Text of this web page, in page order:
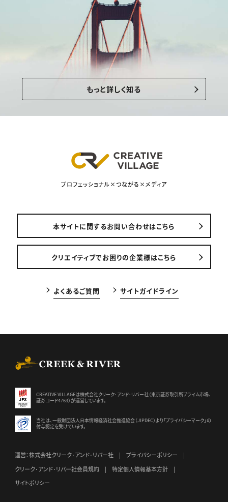
もっと詳しく知る
プロフェッショナル×つながる×メディア
本サイトに関するお問い合わせはこちら
クリエイティブでお困りの企業様はこちら
よくあるご質問 サイトガイドライン
CREATIVE VILLAGEは株式会社クリーク･アンド･リバー社（東京証券取引所プライム市場、
証券コード4763）が運営しています。
当社は、一般財団法人日本情報経済社会推進協会（JIPDEC）より 「プライバシーマーク」の
付与認定を受けています。
運営：株式会社クリーク･アンド･リバー社
プライバシーポリシー
クリーク･アンド･リバー社会員規約
特定個人情報基本方針
サイトポリシー